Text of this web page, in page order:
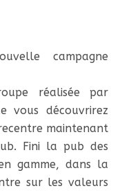
campagne
réalisée par
vous découvrirez
maintenant
Fini la pub des
gamme, dans la
sur les valeurs